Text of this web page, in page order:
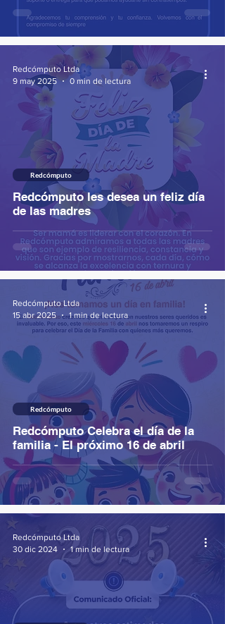
Redcómputo les desea un feliz día
de las madres
Redcómputo
Redcómputo Ltda
9 may 2025
0 min de lectura
Redcómputo Celebra el día de la
familia - El próximo 16 de abril
Redcómputo
Redcómputo Ltda
15 abr 2025
1 min de lectura
Redcómputo Ltda
30 dic 2024
1 min de lectura